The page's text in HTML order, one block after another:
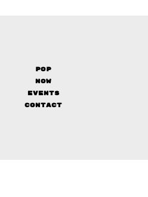
Pop
Now
Events
Contact